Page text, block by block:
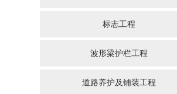
标志工程
波形梁护栏工程
道路养护及铺装工程